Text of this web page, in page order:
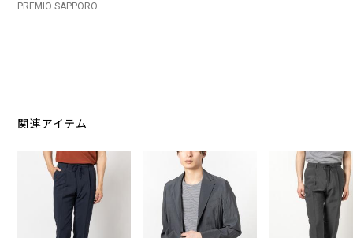
PREMIO SAPPORO
関連アイテム